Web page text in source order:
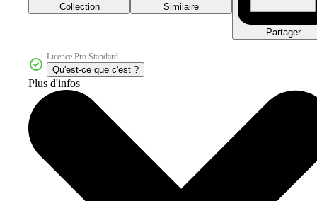
Collection Similaire
Partager
Licence Pro Standard
Qu'est-ce que c'est ?
Plus d'infos